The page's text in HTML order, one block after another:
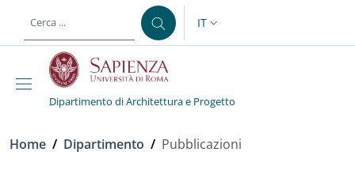
al contenuto principale
SELETTORE LINGUA:
IT
Dipartimento di Architettura e Progetto
Briciole di pane
Home / Dipartimento / Pubblicazioni